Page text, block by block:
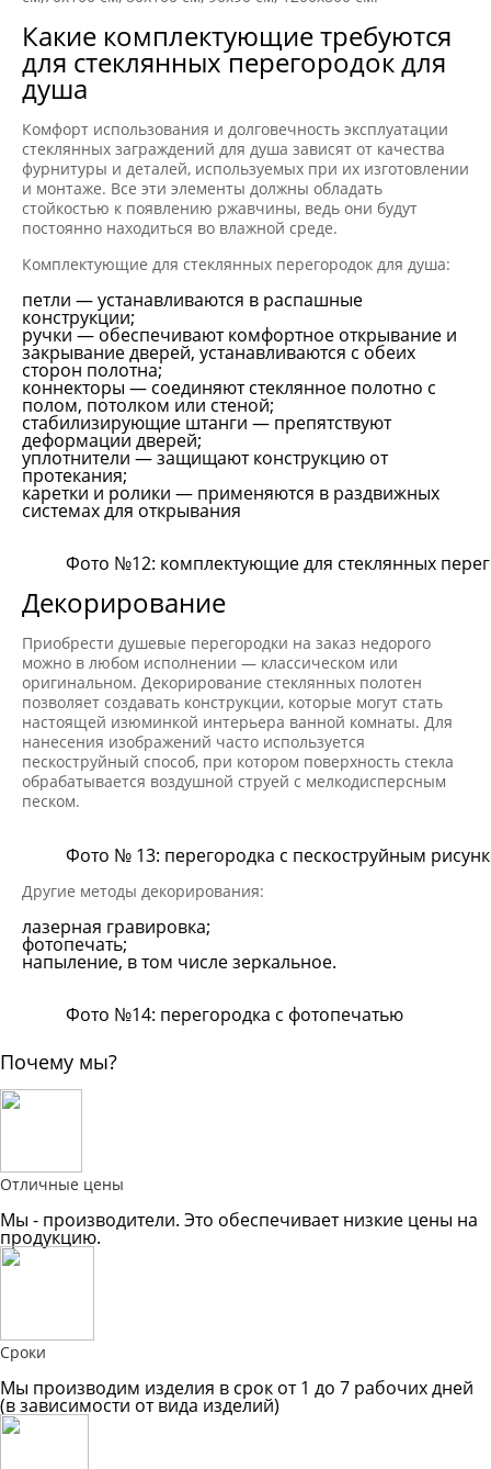
Какие комплектующие требуются
для стеклянных перегородок для
душа
Комфорт использования и долговечность эксплуатации
стеклянных заграждений для душа зависят от качества
фурнитуры и деталей, используемых при их изготовлении
и монтаже. Все эти элементы должны обладать
стойкостью к появлению ржавчины, ведь они будут
постоянно находиться во влажной среде.
Комплектующие для стеклянных перегородок для душа:
петли — устанавливаются в распашные
конструкции;
ручки — обеспечивают комфортное открывание и
закрывание дверей, устанавливаются с обеих
сторон полотна;
коннекторы — соединяют стеклянное полотно с
полом, потолком или стеной;
стабилизирующие штанги — препятствуют
деформации дверей;
уплотнители — защищают конструкцию от
протекания;
каретки и ролики — применяются в раздвижных
системах для открывания
Фото №12: комплектующие для стеклянных
Декорирование
Приобрести душевые перегородки на заказ недорого
можно в любом исполнении — классическом или
оригинальном. Декорирование стеклянных полотен
позволяет создавать конструкции, которые могут стать
настоящей изюминкой интерьера ванной комнаты. Для
нанесения изображений часто используется
пескоструйный способ, при котором поверхность стекла
обрабатывается воздушной струей с мелкодисперсным
песком.
Фото № 13: перегородка с пескоструйным
Другие методы декорирования:
лазерная гравировка;
фотопечать;
напыление, в том числе зеркальное.
Фото №14: перегородка с фотопечатью
Почему мы?
Отличные цены
Мы - производители. Это обеспечивает низкие цены на
продукцию.
Сроки
Мы производим изделия в срок от 1 до 7 рабочих дней
(в зависимости от вида изделий)